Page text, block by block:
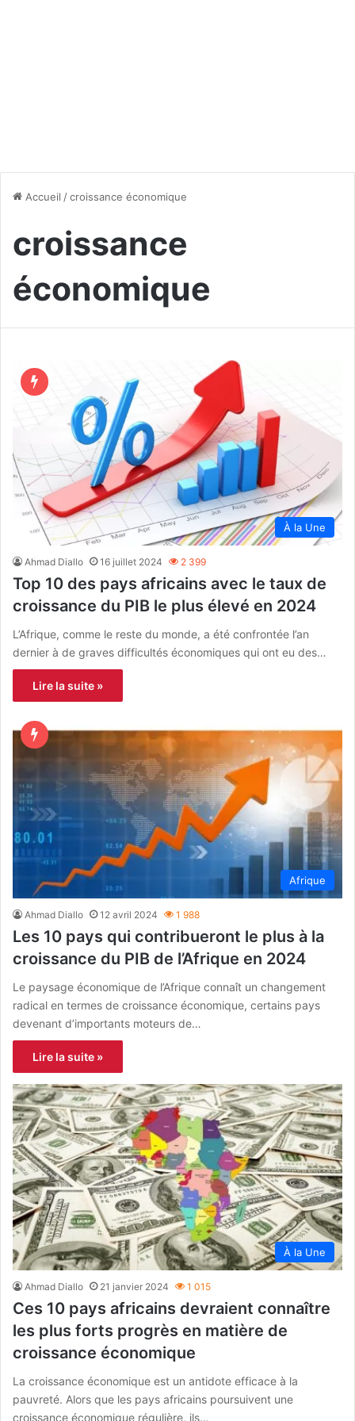
Accueil /croissance économique
croissance
économique
À la Une
Ahmad Diallo 16 juillet 2024 2 399
Top 10 des pays africains avec le taux de
croissance du PIB le plus élevé en 2024
L’Afrique, comme le reste du monde, a été confrontée l’an
dernier à de graves difficultés économiques qui ont eu des…
Lire la suite »
Afrique
Ahmad Diallo 12 avril 2024 1 988
Les 10 pays qui contribueront le plus à la
croissance du PIB de l’Afrique en 2024
Le paysage économique de l’Afrique connaît un changement
radical en termes de croissance économique, certains pays
devenant d’importants moteurs de…
Lire la suite »
À la Une
Ahmad Diallo 21 janvier 2024 1 015
Ces 10 pays africains devraient connaître
les plus forts progrès en matière de
croissance économique
La croissance économique est un antidote efficace à la
pauvreté. Alors que les pays africains poursuivent une
croissance économique régulière, ils…